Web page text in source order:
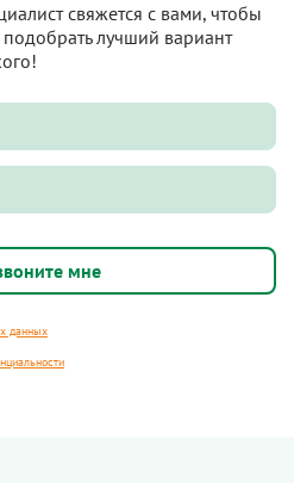
свяжется с вами, чтобы
лучший вариант
данных